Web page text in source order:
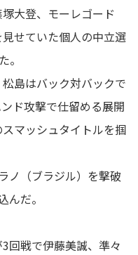
大登、モーレゴード
見せていた個人の中立選
。
島はバック対バックで
ド攻撃で仕留める展開
マッシュタイトルを掴
ノ（ブラジル）を撃破
だ。
回戦で伊藤美誠、準々